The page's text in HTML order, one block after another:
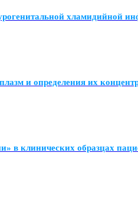
хламидийной
и определения их
в клинических образцах